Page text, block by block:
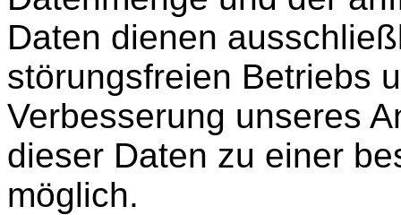
Daten dienen
störungsfreien Betriebs
Verbesserung unseres
dieser Daten zu einer
möglich.